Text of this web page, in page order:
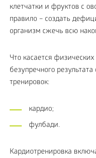
клетчатки и фруктов с
правило – создать
организм сжечь всю
Что касается
безупречного
тренировок:
кардио;
фулбади.
Кардиотренировка